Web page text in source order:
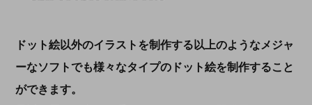
ドット絵以外のイラストを制作する以上のようなメジャ
ーなソフトでも様々なタイプのドット絵を制作すること
ができます。